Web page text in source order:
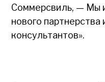
Соммерсвиль, — Мы
нового
консультантов».